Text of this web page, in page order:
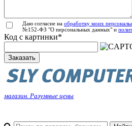
Даю согласие на обработку моих
№152-ФЗ "О персональных данных" и
Код с картинки*
Заказать
магазин. Разумные цены